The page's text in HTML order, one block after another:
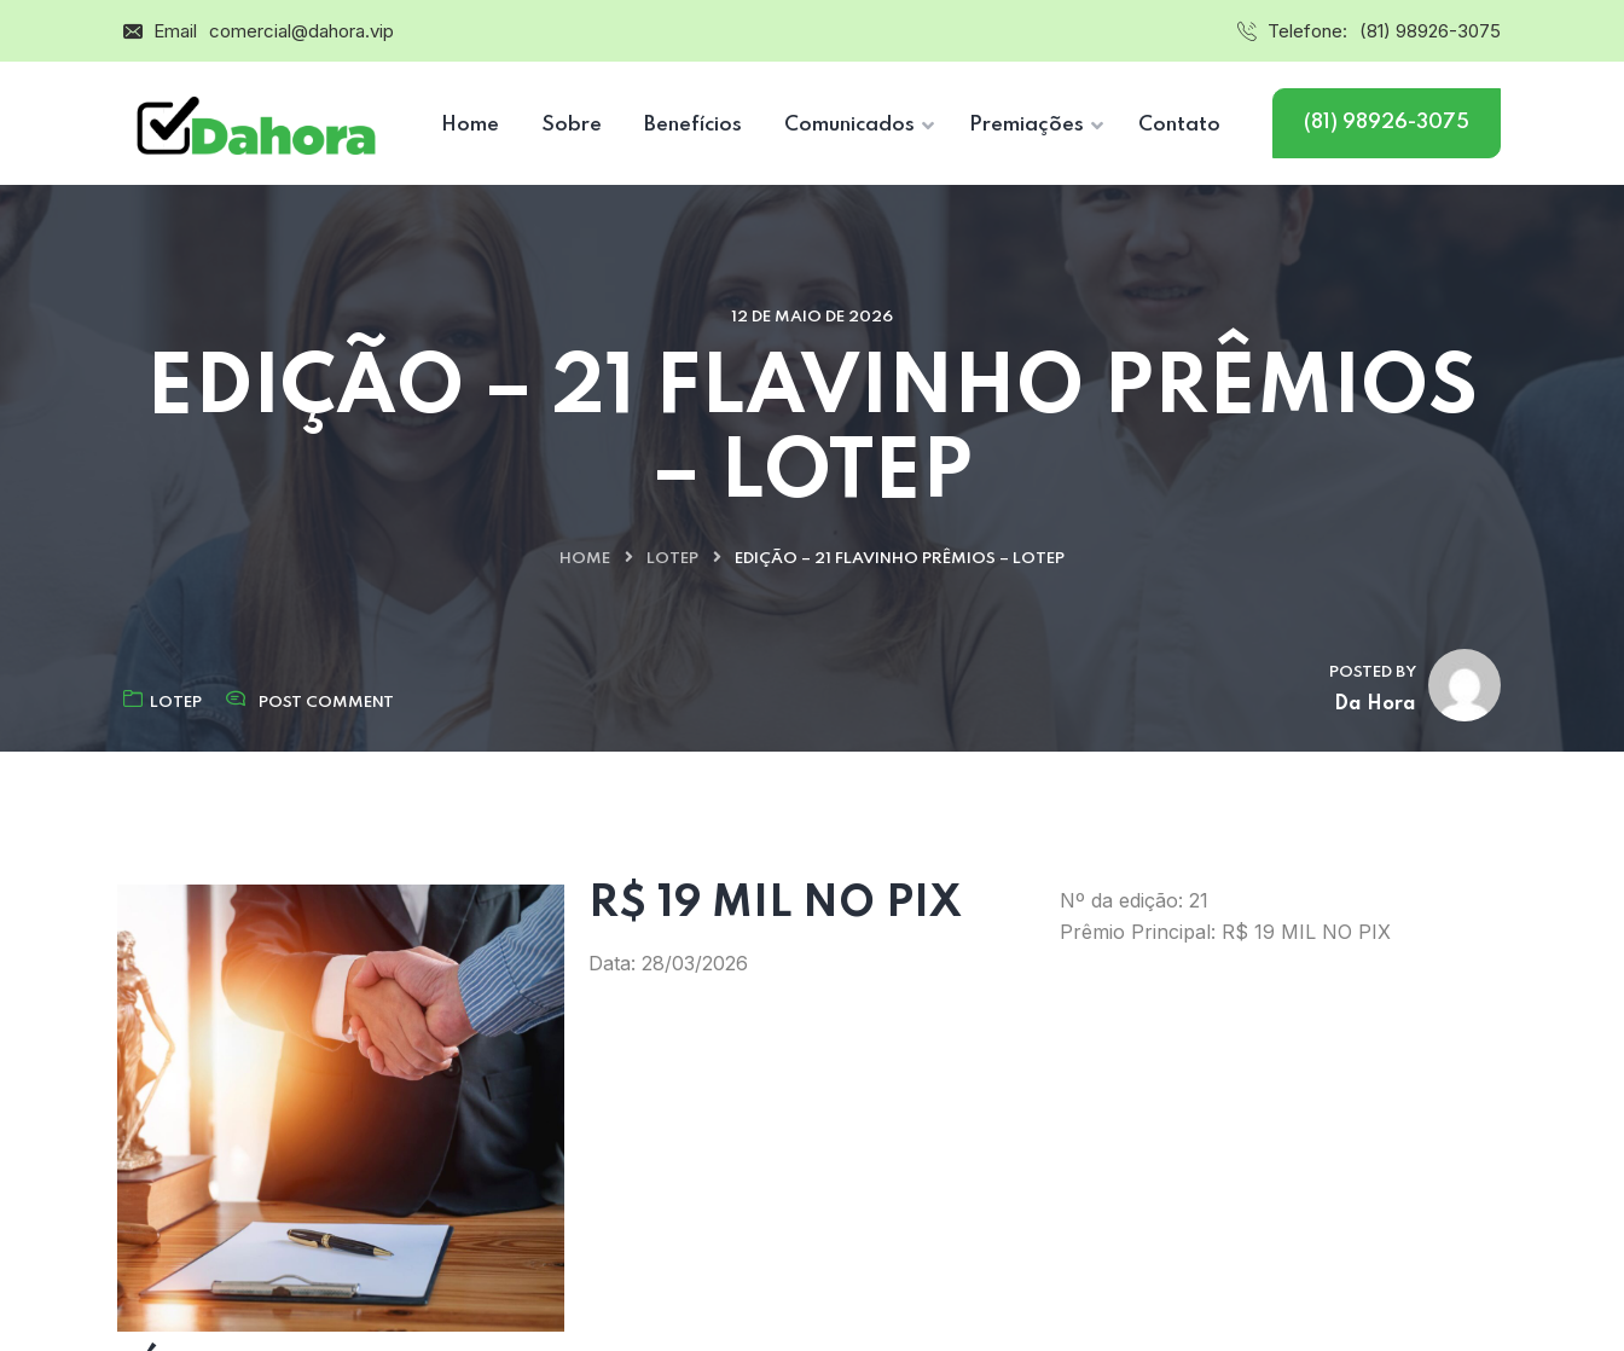
Email comercial@dahora.vip Telefone: (81) 98926-3075
Home Sobre Benefícios Comunicados Premiações Contato (81) 98926-3075
12 DE MAIO DE 2026
EDIÇÃO – 21 FLAVINHO PRÊMIOS
– LOTEP
HOME LOTEP EDIÇÃO – 21 FLAVINHO PRÊMIOS – LOTEP
LOTEP POST COMMENT
POSTED BY
Da Hora
R$ 19 MIL NO PIX
Data: 28/03/2026
Nº da edição: 21
Prêmio Principal: R$ 19 MIL NO PIX